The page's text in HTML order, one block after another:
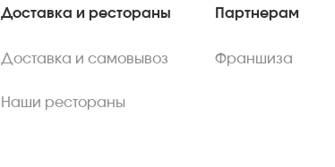
Доставка и рестораны
Доставка и самовывоз
Наши рестораны
Партнерам
Франшиза